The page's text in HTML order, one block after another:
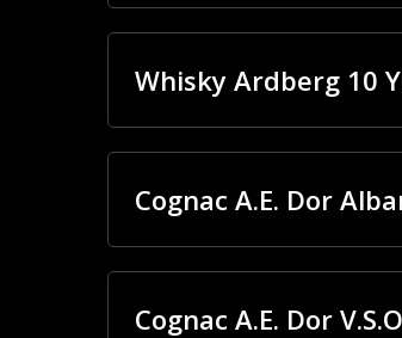
Whisky Ardberg 10
Cognac A.E. Dor
Cognac A.E. Dor